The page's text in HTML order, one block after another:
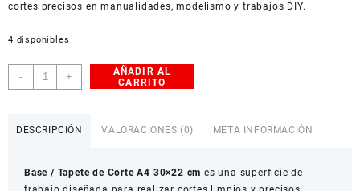
cortes precisos en manualidades, modelismo y trabajos DIY.
4 disponibles
-
Base
/
30x22
+
AÑADIR AL
CARRITO
DESCRIPCIÓN VALORACIONES (0) META INFORMACIÓN
Base / Tapete de Corte A4 30×22 cm es una superficie de